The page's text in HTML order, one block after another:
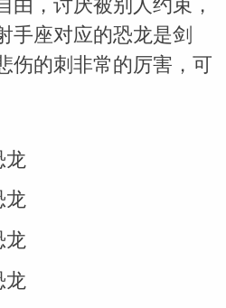
航
由，讨厌被别人约束，
手座对应的恐龙是剑
伤的刺非常的厉害，可
龙
龙
龙
龙